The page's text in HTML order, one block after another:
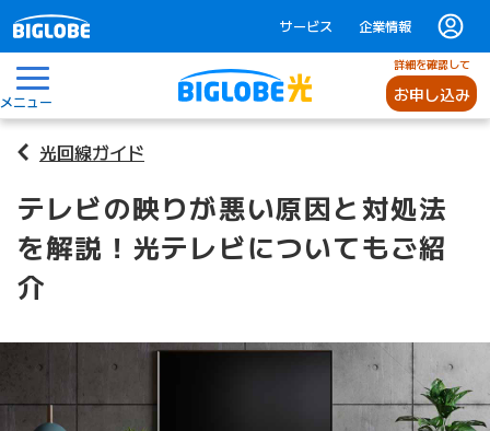
サービス 企業情報
メニュー
詳細を確認して
お申し込み
光回線ガイド
テレビの映りが悪い原因と対処法
を解説！光テレビについてもご紹
介